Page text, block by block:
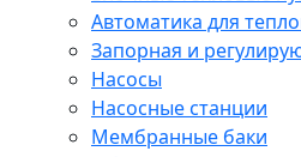
Автоматика для
Запорная и
Насосы
Насосные станции
Мембранные баки